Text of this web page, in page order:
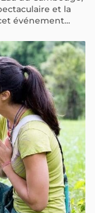
et la
événement
et de
rythme des
ressentir
souhaitez en
découvrir
guide est fait pour
la magie du